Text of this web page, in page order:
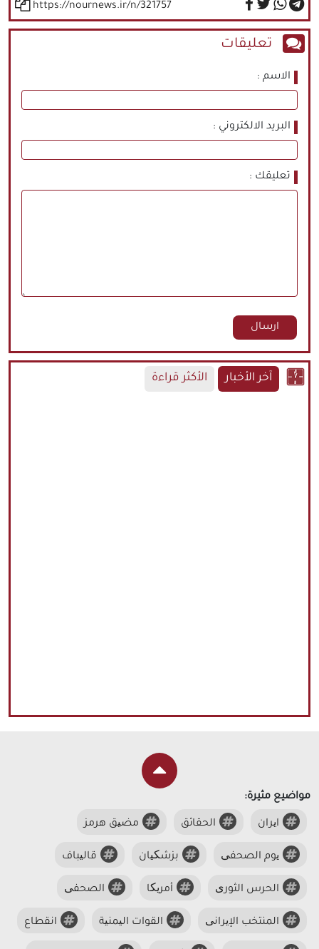
https://nournews.ir/n/321757
تعليقات
الاسم
البريد الالكتروني
تعليقك
آخر الأخبار الأكثر قراءة
مواضيع مثيرة:
ایران الحقائق مضیق هرمز
یوم الصحفی بزشکیان قالیباف
الحرس الثوری أمریکا الصحفی
المنتخب الإیرانی القوات الیمنیة انقطاع